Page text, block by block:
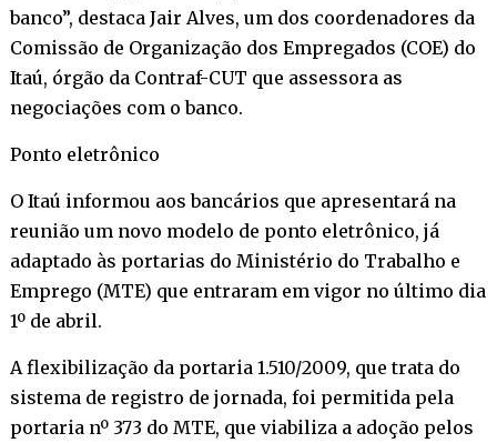
banco”, destaca Jair Alves, um dos coordenadores da
Comissão de Organização dos Empregados (COE) do
Itaú, órgão da Contraf-CUT que assessora as
negociações com o banco.
Ponto eletrônico
O Itaú informou aos bancários que apresentará na
reunião um novo modelo de ponto eletrônico, já
adaptado às portarias do Ministério do Trabalho e
Emprego (MTE) que entraram em vigor no último dia
1º de abril.
A flexibilização da portaria 1.510/2009, que trata do
sistema de registro de jornada, foi permitida pela
portaria nº 373 do MTE, que viabiliza a adoção pelos